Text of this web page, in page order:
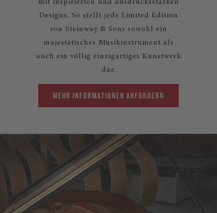
mit inspirierten und ausdrucksstarken
Designs. So stellt jede Limited Edition
von Steinway & Sons sowohl ein
majestätisches Musikinstrument als
auch ein völlig einzigartiges Kunstwerk
dar.
MEHR INFORMATIONEN ANFORDERN